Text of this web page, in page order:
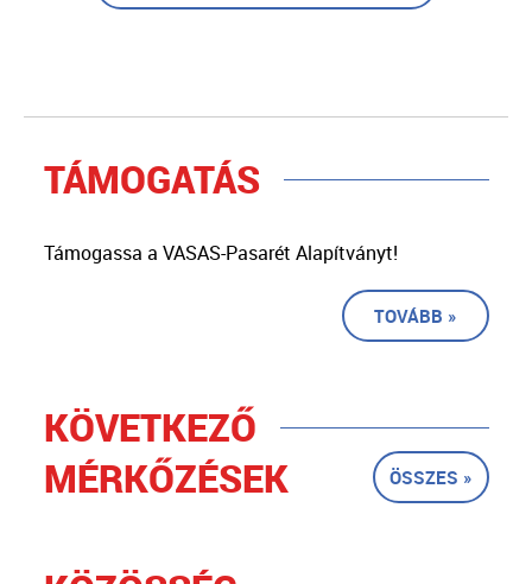
TÁMOGATÁS
Támogassa a VASAS-Pasarét Alapítványt!
TOVÁBB »
KÖVETKEZŐ
MÉRKŐZÉSEK
ÖSSZES »